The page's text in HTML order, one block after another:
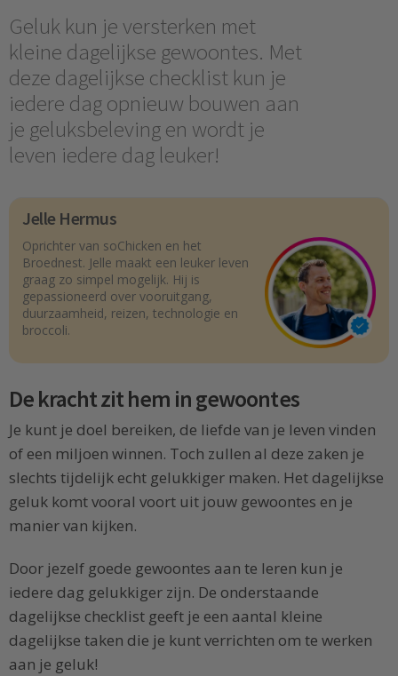
Geluk kun je versterken met
kleine dagelijkse gewoontes. Met
deze dagelijkse checklist kun je
iedere dag opnieuw bouwen aan
je geluksbeleving en wordt je
leven iedere dag leuker!
Jelle Hermus
Oprichter van soChicken en het
Broednest. Jelle maakt een leuker leven
graag zo simpel mogelijk. Hij is
gepassioneerd over vooruitgang,
duurzaamheid, reizen, technologie en
broccoli.
De kracht zit hem in gewoontes
Je kunt je doel bereiken, de liefde van je leven vinden
of een miljoen winnen. Toch zullen al deze zaken je
slechts tijdelijk echt gelukkiger maken. Het dagelijkse
geluk komt vooral voort uit jouw gewoontes en je
manier van kijken.
Door jezelf goede gewoontes aan te leren kun je
iedere dag gelukkiger zijn. De onderstaande
dagelijkse checklist geeft je een aantal kleine
dagelijkse taken die je kunt verrichten om te werken
aan je geluk!